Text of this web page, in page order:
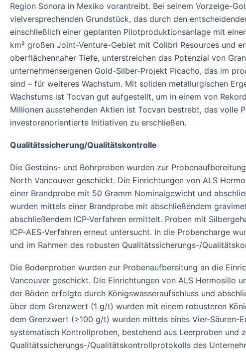
Region Sonora in Mexiko vorantreibt. Bei seinem Vorzeige-
vielversprechenden Grundstück, das durch den
einschließlich einer geplanten Pilotproduktionsanlage mit
km² großen Joint-Venture-Gebiet mit Colibri Resources und
oberflächennaher Tiefe, unterstreichen das Potenzial von
unternehmenseigenen Gold-Silber-Projekt Picacho, das im
sind – für weiteres Wachstum. Mit soliden metallurgischen
Wachstums ist Tocvan gut aufgestellt, um in einem von
Millionen ausstehenden Aktien ist Tocvan bestrebt, das volle
investorenorientierte Initiativen zu erschließen.
Qualitätssicherung/Qualitätskontrolle
Die Gesteins- und Bohrproben wurden zur
North Vancouver geschickt. Die Einrichtungen von ALS
einer Brandprobe mit 50 Gramm Nominalgewicht und
wurden mittels einer Brandprobe mit abschließendem
abschließendem ICP-Verfahren ermittelt. Proben mit
ICP-AES-Verfahren erneut untersucht. In die Probencharge
und im Rahmen des robusten Qualitätssicherungs-/
Die Bodenproben wurden zur Probenaufbereitung an die
Vancouver geschickt. Die Einrichtungen von ALS Hermosillo
der Böden erfolgte durch Königswasseraufschluss und
über dem Grenzwert (1 g/t) wurden mit einem robusteren
dem Grenzwert (>100 g/t) wurden mittels eines Vier-Säuren-
systematisch Kontrollproben, bestehend aus Leerproben
Qualitätssicherungs-/Qualitätskontrollprotokolls des